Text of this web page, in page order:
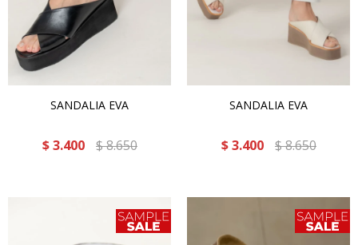
SANDALIA EVA
$ 3.400 $8.650
SANDALIA EVA
$ 3.400 $8.650